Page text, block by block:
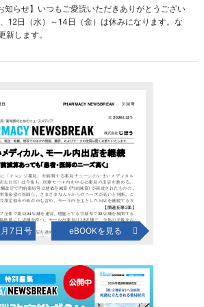
知らせ】いつもご愛読いただきありがとうござい
12日（水）～14日（金）は休みになります。な
新します。
7日号 eBOOKを見る